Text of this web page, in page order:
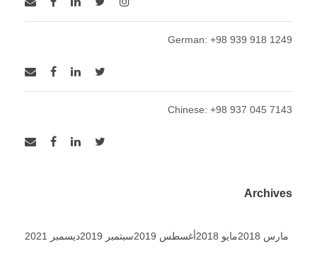
German: +98 939 918 1249
Chinese: +98 937 045 7143
Archives
ديسمبر 2021 سبتمبر 2019 أغسطس 2019 مايو 2018 مارس 2018